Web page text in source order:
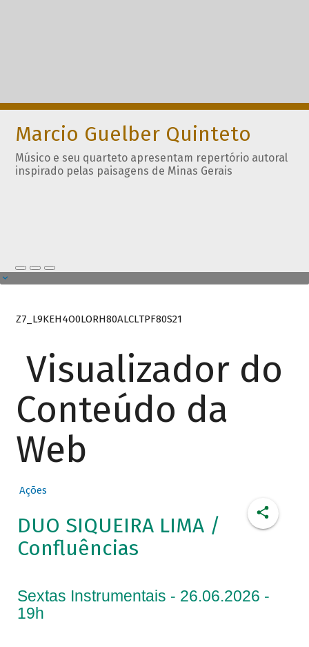
Marcio Guelber Quinteto
Músico e seu quarteto apresentam repertório autoral
inspirado pelas paisagens de Minas Gerais
Z7_L9KEH4O0LORH80ALCLTPF80S21
Visualizador do
Conteúdo da
Web
Ações
DUO SIQUEIRA LIMA /
Confluências
Sextas Instrumentais - 26.06.2026 -
19h